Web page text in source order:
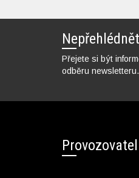
Přejete si být
odběru newsletteru.
Provozovatel